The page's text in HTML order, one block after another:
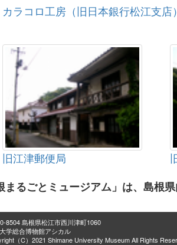
カラコロ工房（旧日本銀行松江支店
旧江津郵便局
まるごとミュージアム」は、島根
8504 島根県松江市西川津町1060
学総合博物館アシカル
（C）2021 Shimane University Museum All Rights